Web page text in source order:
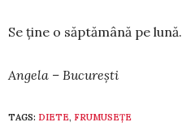
Se ține o săp­tă­mână pe lună.
Angela – București
TAGS: DIETE, FRUMUSEȚE